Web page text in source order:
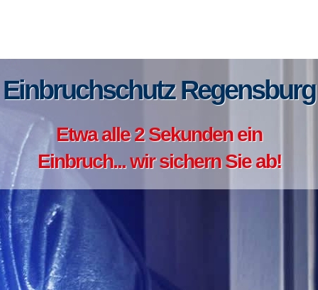
Einbruchschutz Regensburg
Etwa alle 2 Sekunden ein
Einbruch... wir sichern Sie ab!